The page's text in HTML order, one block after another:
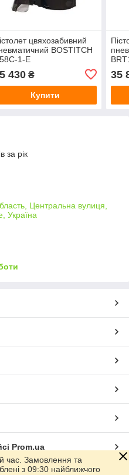
цвяхозабивний
BOSTITCH
1-E
430₴
Купити
35
за рік
Центральна вулиця,
Україна
Prom.ua
час. Замовлення та
з 09:30 найближчого